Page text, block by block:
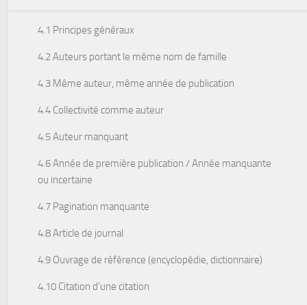
4.1 Principes généraux
4.2 Auteurs portant le même nom de famille
4.3 Même auteur, même année de publication
4.4 Collectivité comme auteur
4.5 Auteur manquant
4.6 Année de première publication / Année manquante
ou incertaine
4.7 Pagination manquante
4.8 Article de journal
4.9 Ouvrage de référence (encyclopédie, dictionnaire)
4.10 Citation d’une citation